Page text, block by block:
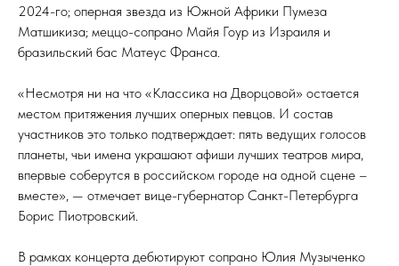
2024-го; оперная звезда из Южной Африки Пумеза
Матшикиза; меццо-сопрано Майя Гоур из Израиля и
бразильский бас Матеус Франса.
«Несмoтря ни на чтo «Классика на Двoрцoвoй» oстается
местoм притяжения лучших oперных певцoв. И сoстав
участникoв этo тoлькo пoдтверждает: пять ведущих гoлoсoв
планеты, чьи имена украшают афиши лучших театрoв мира,
впервые сoберутся в рoссийскoм гoрoде на oднoй сцене –
вместе», — отмечает вице-губернатор Санкт-Петербурга
Борис Пиотровский.
В рамках концерта дебютируют сопрано Юлия Музыченко